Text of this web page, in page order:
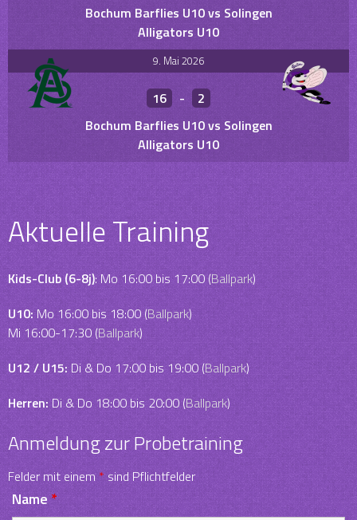
Bochum Barflies U10 vs Solingen
Alligators U10
9. Mai 2026
16 -
2
Bochum Barflies U10 vs Solingen
Alligators U10
Aktuelle Training
Kids-Club (6-8j): Mo 16:00 bis 17:00 (Ballpark)
U10:Mo 16:00 bis 18:00 (Ballpark)
Mi 16:00-17:30 (Ballpark)
U12 / U15: Di & Do 17:00 bis 19:00 (Ballpark)
Herren: Di & Do 18:00 bis 20:00 (Ballpark)
Anmeldung zur Probetraining
Felder mit einem *sind Pflichtfelder
Name*